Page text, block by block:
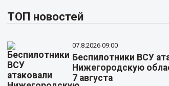
ТОП новостей
07.8.2026 09:00
Беспилотники ВСУ
Нижегородскую
7 августа